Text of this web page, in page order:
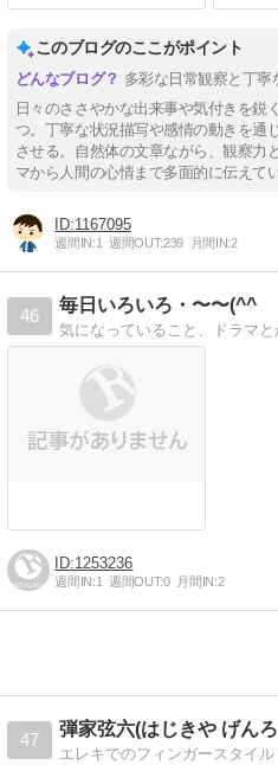
このブログのここがポイント
多彩な日常観察と丁寧
日々のささやかな出来事や気付きを鋭
つ。丁寧な状況描写や感情の動きを通
させる。自然体の文章ながら、観察力
マから人間の心情まで多面的に伝えてい
1167095
週間IN:1 週間OUT:239 月間IN:2
46
毎日いろいろ・〜〜(^^ゞ
1253236
週間IN:1 週間OUT:0 月間IN:2
47
弾家弦六(はじきや げん